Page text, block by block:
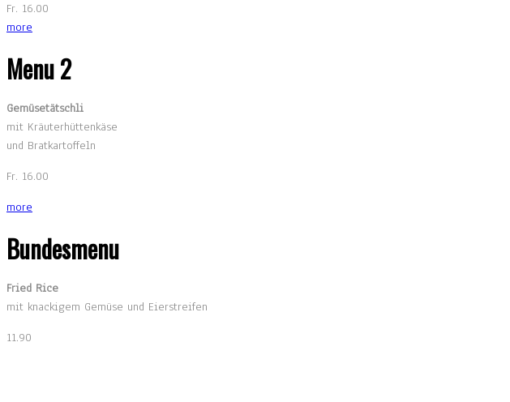
Fr. 16.00
more
Menu 2
Gemüsetätschli
mit Kräuterhüttenkäse
und Bratkartoffeln
Fr. 16.00
more
Bundesmenu
Fried Rice
mit knackigem Gemüse und Eierstreifen
11.90